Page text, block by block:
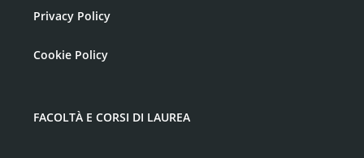
Privacy Policy
Cookie Policy
FACOLTÀ E CORSI DI LAUREA